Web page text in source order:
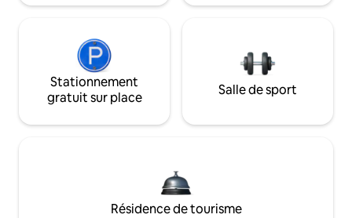
Stationnement
gratuit sur place
Salle de sport
Résidence de tourisme